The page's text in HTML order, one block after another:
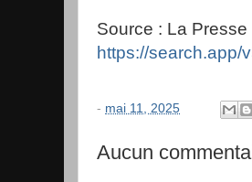
Source : La Presse
https://search.app/
- mai 11, 2025
Aucun